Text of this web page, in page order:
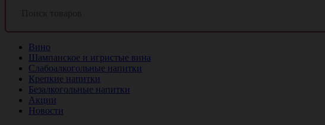
Вино
Шампанское и игристые вина
Слабоалкогольные напитки
Крепкие напитки
Безалкогольные напитки
Акции
Новости